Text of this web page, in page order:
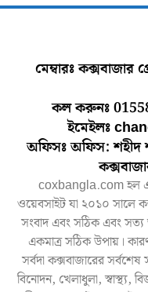
মেম্বারঃ কক্সবাজার
কল করুনঃ
ইমেইলঃ
অফিসঃ অফিস: শহীদ
coxbangla.com হল
ওয়েবসাইট যা ২০১০ সালে
সংবাদ এবং সঠিক এবং
একমাত্র সঠিক উপায়।
সর্বদা কক্সবাজারের
বিনোদন, খেলাধুলা, স্বাস্থ্য,